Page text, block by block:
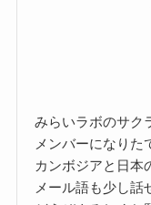
みらいラボのサク
メンバーになりた
カンボジアと日本
メール語も少し